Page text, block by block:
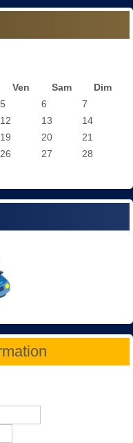
Ven Sam
Dim
5 6
7
12 13
14
19 20
21
26 27
28